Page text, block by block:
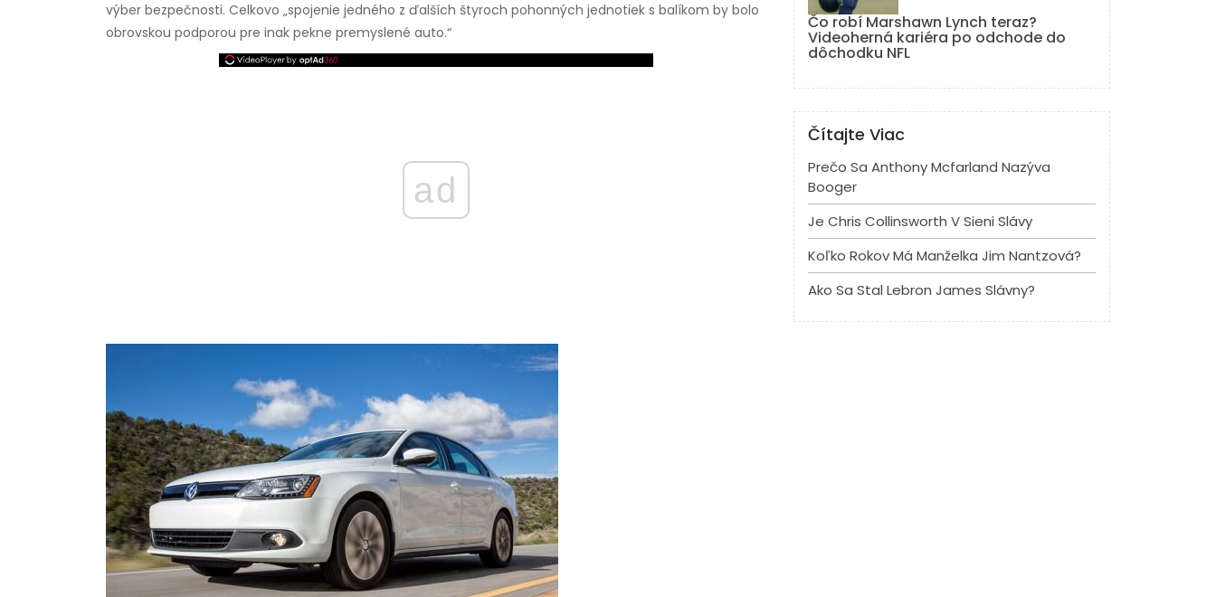
výber bezpečnosti. Celkovo „spojenie jedného z ďalších štyroch pohonných jednotiek s balíkom by bolo
obrovskou podporou pre inak pekne premyslené auto.“
ad
Čo robí Marshawn Lynch teraz?
Videoherná kariéra po odchode do
dôchodku NFL
Čítajte Viac
Prečo Sa Anthony Mcfarland Nazýva
Booger
Je Chris Collinsworth V Sieni Slávy
Koľko Rokov Má Manželka Jim Nantzová?
Ako Sa Stal Lebron James Slávny?